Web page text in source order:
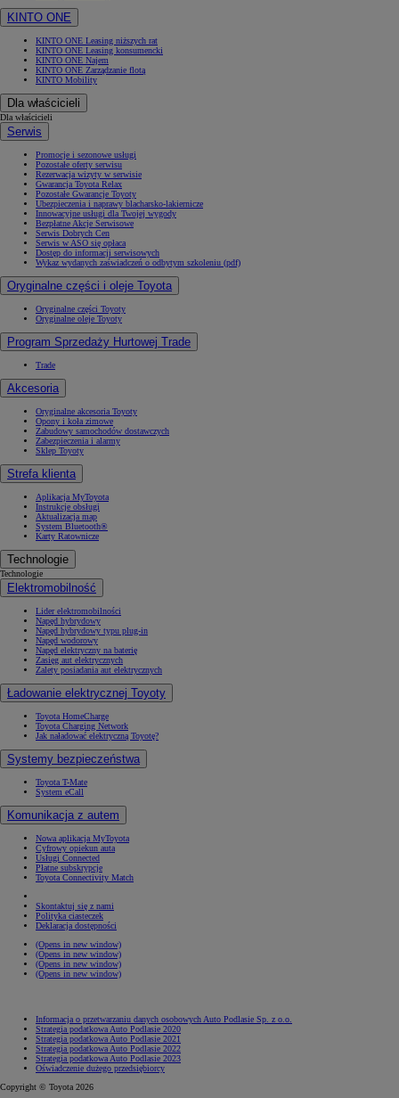
KINTO ONE
KINTO ONE Leasing niższych rat
KINTO ONE Leasing konsumencki
KINTO ONE Najem
KINTO ONE Zarządzanie flotą
KINTO Mobility
Dla właścicieli
Dla właścicieli
Serwis
Promocje i sezonowe usługi
Pozostałe oferty serwisu
Rezerwacja wizyty w serwisie
Gwarancja Toyota Relax
Pozostałe Gwarancje Toyoty
Ubezpieczenia i naprawy blacharsko-lakiernicze
Innowacyjne usługi dla Twojej wygody
Bezpłatne Akcje Serwisowe
Serwis Dobrych Cen
Serwis w ASO się opłaca
Dostęp do informacji serwisowych
Wykaz wydanych zaświadczeń o odbytym szkoleniu (pdf)
Oryginalne części i oleje Toyota
Oryginalne części Toyoty
Oryginalne oleje Toyoty
Program Sprzedaży Hurtowej Trade
Trade
Akcesoria
Oryginalne akcesoria Toyoty
Opony i koła zimowe
Zabudowy samochodów dostawczych
Zabezpieczenia i alarmy
Sklep Toyoty
Strefa klienta
Aplikacja MyToyota
Instrukcje obsługi
Aktualizacja map
System Bluetooth®
Karty Ratownicze
Technologie
Technologie
Elektromobilność
Lider elektromobilności
Napęd hybrydowy
Napęd hybrydowy typu plug-in
Napęd wodorowy
Napęd elektryczny na baterię
Zasięg aut elektrycznych
Zalety posiadania aut elektrycznych
Ładowanie elektrycznej Toyoty
Toyota HomeCharge
Toyota Charging Network
Jak naładować elektryczną Toyotę?
Systemy bezpieczeństwa
Toyota T-Mate
System eCall
Komunikacja z autem
Nowa aplikacja MyToyota
Cyfrowy opiekun auta
Usługi Connected
Płatne subskrypcje
Toyota Connectivity Match
Skontaktuj się z nami
Polityka ciasteczek
Deklaracja dostępności
(Opens in new window)
(Opens in new window)
(Opens in new window)
(Opens in new window)
Informacja o przetwarzaniu danych osobowych Auto Podlasie Sp. z o.o.
Strategia podatkowa Auto Podlasie 2020
Strategia podatkowa Auto Podlasie 2021
Strategia podatkowa Auto Podlasie 2022
Strategia podatkowa Auto Podlasie 2023
Oświadczenie dużego przedsiębiorcy
Copyright © Toyota 2026